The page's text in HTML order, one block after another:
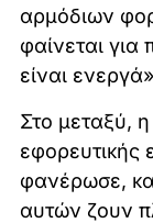
αρμόδιων
φαίνεται
είναι
Στο μεταξύ,
εφορευτικής
φανέρωσε,
αυτών ζουν